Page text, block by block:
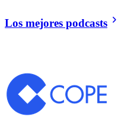
Los mejores podcasts